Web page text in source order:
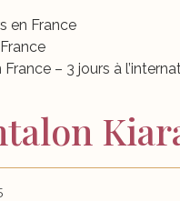
en France
– 3 jours à